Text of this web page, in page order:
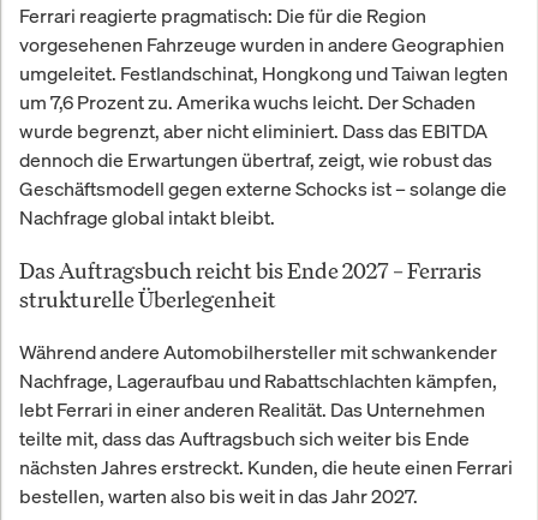
Ferrari reagierte pragmatisch: Die für die Region
vorgesehenen Fahrzeuge wurden in andere Geographien
umgeleitet. Festlandschinat, Hongkong und Taiwan legten
um 7,6 Prozent zu. Amerika wuchs leicht. Der Schaden
wurde begrenzt, aber nicht eliminiert. Dass das EBITDA
dennoch die Erwartungen übertraf, zeigt, wie robust das
Geschäftsmodell gegen externe Schocks ist – solange die
Nachfrage global intakt bleibt.
Das Auftragsbuch reicht bis Ende 2027 – Ferraris
strukturelle Überlegenheit
Während andere Automobilhersteller mit schwankender
Nachfrage, Lageraufbau und Rabattschlachten kämpfen,
lebt Ferrari in einer anderen Realität. Das Unternehmen
teilte mit, dass das Auftragsbuch sich weiter bis Ende
nächsten Jahres erstreckt. Kunden, die heute einen Ferrari
bestellen, warten also bis weit in das Jahr 2027.